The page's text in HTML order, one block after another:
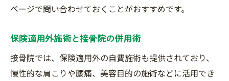
ページで問い合わせておくことがおすすめです。
保険適用外施術と接骨院の併用術
接骨院では、保険適用外の自費施術も提供されており、
慢性的な肩こりや腰痛、美容目的の施術などに活用でき